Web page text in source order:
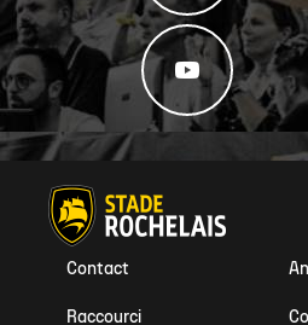
Contact
Raccourci